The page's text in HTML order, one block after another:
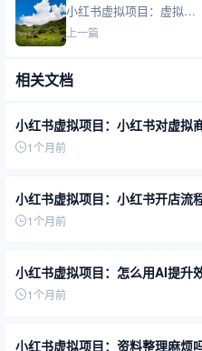
小红书虚拟项目：虚拟资源涉及版权问题吗？
上一篇
相关文档
小红书虚拟项目：小红书对虚拟
1个月前
小红书虚拟项目：小红书开店流
1个月前
小红书虚拟项目：怎么用AI提升
1个月前
小红书虚拟项目：资料整理麻烦